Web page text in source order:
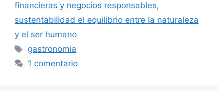
financieras y negocios responsables,
sustentabilidad el equilibrio entre la naturaleza
y el ser humano
Etiquetas
gastronomia
1 comentario